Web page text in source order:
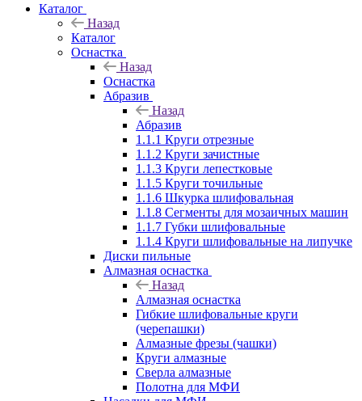
Каталог
Назад
Каталог
Оснастка
Назад
Оснастка
Абразив
Назад
Абразив
1.1.1 Круги отрезные
1.1.2 Круги зачистные
1.1.3 Круги лепестковые
1.1.5 Круги точильные
1.1.6 Шкурка шлифовальная
1.1.8 Сегменты для мозаичных машин
1.1.7 Губки шлифовальные
1.1.4 Круги шлифовальные на липучке
Диски пильные
Алмазная оснастка
Назад
Алмазная оснастка
Гибкие шлифовальные круги
(черепашки)
Алмазные фрезы (чашки)
Круги алмазные
Сверла алмазные
Полотна для МФИ